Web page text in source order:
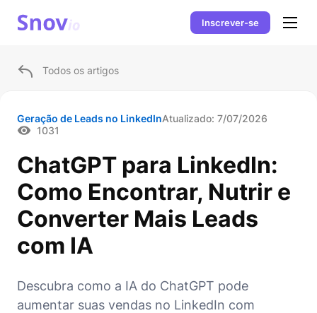
Inscrever-se
Todos os artigos
Geração de Leads no LinkedInAtualizado: 7/07/2026
1031
ChatGPT para LinkedIn:
Como Encontrar, Nutrir e
Converter Mais Leads
com IA
Descubra como a IA do ChatGPT pode
aumentar suas vendas no LinkedIn com